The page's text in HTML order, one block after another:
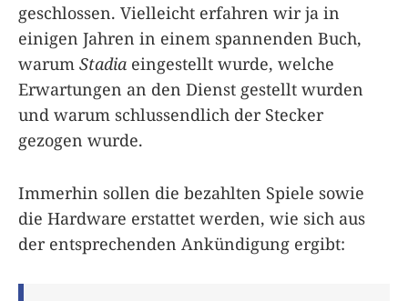
geschlossen. Vielleicht erfahren wir ja in
einigen Jahren in einem spannenden Buch,
warum Stadia eingestellt wurde, welche
Erwartungen an den Dienst gestellt wurden
und warum schlussendlich der Stecker
gezogen wurde.
Immerhin sollen die bezahlten Spiele sowie
die Hardware erstattet werden, wie sich aus
der entsprechenden Ankündigung ergibt: